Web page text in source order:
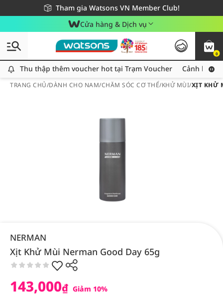
Tham gia Watsons VN Member Club!
Miễn phí giao hàng cho đơn hàng từ 249,000Đ
Giao hàng nhanh 24h - Áp dụng khu vực TP. Hồ Chí Minh
Cửa hàng & Dịch vụ
0
Thu thập thêm voucher hot tại Trạm Voucher
Thu thập thêm voucher hot tại Trạm Voucher Cảnh báo
TRANG CHỦ/DÀNH CHO NAM/CHĂM SÓC CƠ THỂ/KHỬ MÙI/XỊT KHỬ
NERMAN
Xịt Khử Mùi Nerman Good Day 65g
143,000₫ Giảm 10%